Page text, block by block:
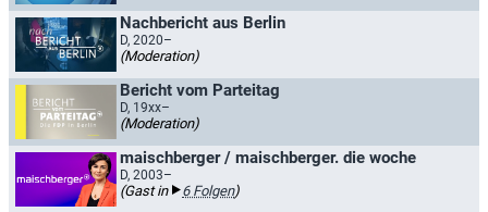
Nachbericht aus Berlin
D, 2020–
(Moderation)
Bericht vom Parteitag
D, 19xx–
(Moderation)
maischberger / maischberger. die woche
D, 2003–
(Gast in 6 Folgen)